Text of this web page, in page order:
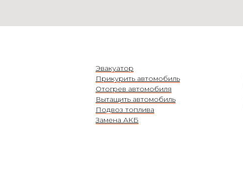
Эвакуатор
Прикурить автомобиль
Отогрев автомобиля
Вытащить автомобиль
Подвоз топлива
Замена АКБ